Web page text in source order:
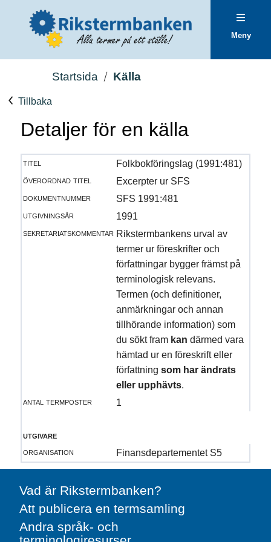
Meny
Startsida Källa
Tillbaka
Detaljer för en källa
titel
Folkbokföringslag (1991:481)
överordnad titel
Excerpter ur SFS
dokumentnummer
SFS 1991:481
utgivningsår
1991
sekretariatskommentar Rikstermbankens urval av
termer ur föreskrifter och
författningar bygger främst på
terminologisk relevans.
Termen (och definitioner,
anmärkningar och annan
tillhörande information) som
du sökt fram kan därmed vara
hämtad ur en föreskrift eller
författning som har ändrats
eller upphävts.
antal termposter
1
utgivare
organisation
Finansdepartementet S5
Vad är Rikstermbanken?
Att publicera en termsamling
Andra språk- och